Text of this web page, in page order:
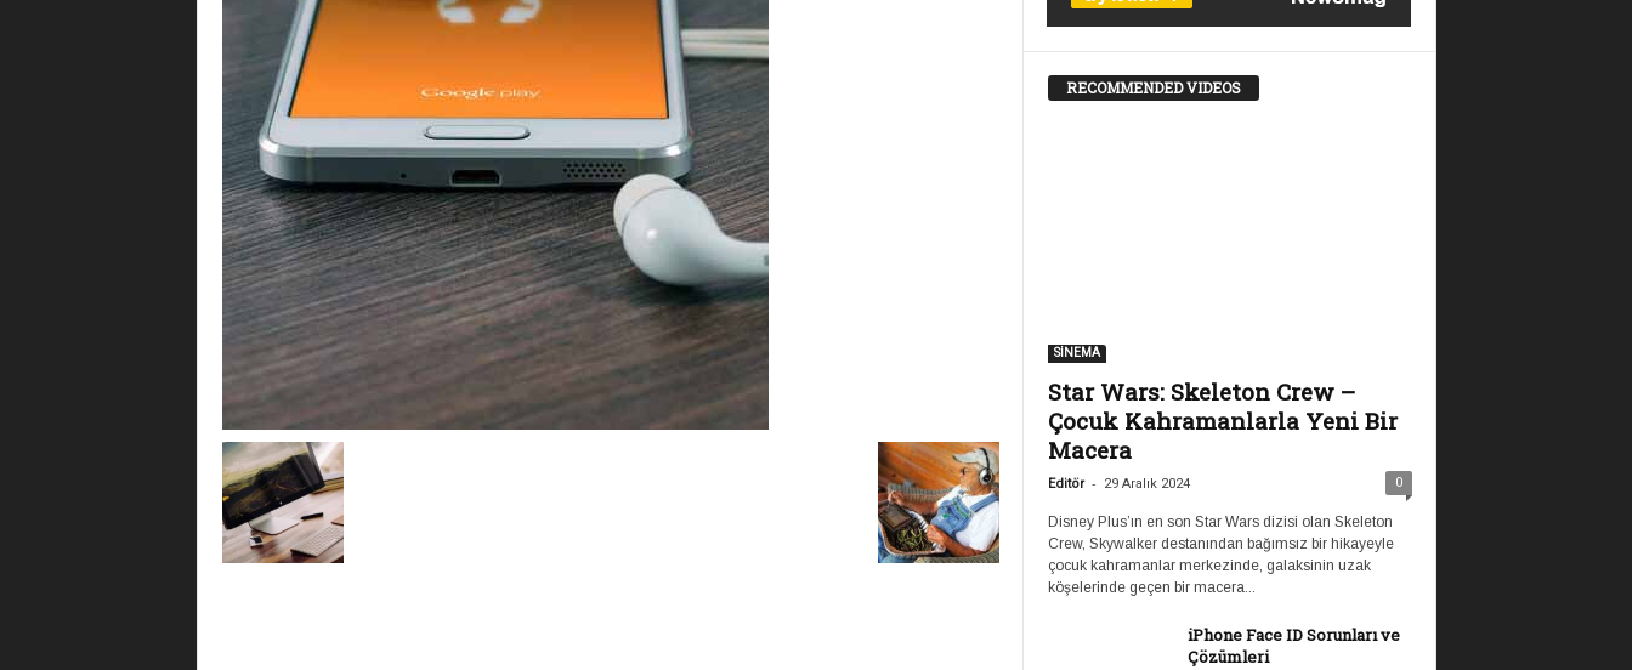
RECOMMENDED VIDEOS
SİNEMA
Star Wars: Skeleton Crew –
Çocuk Kahramanlarla Yeni Bir
Macera
Editör - 29 Aralık 2024 0
Disney Plus’ın en son Star Wars dizisi olan Skeleton
Crew, Skywalker destanından bağımsız bir hikayeyle
çocuk kahramanlar merkezinde, galaksinin uzak
köşelerinde geçen bir macera...
iPhone Face ID Sorunları ve
Çözümleri